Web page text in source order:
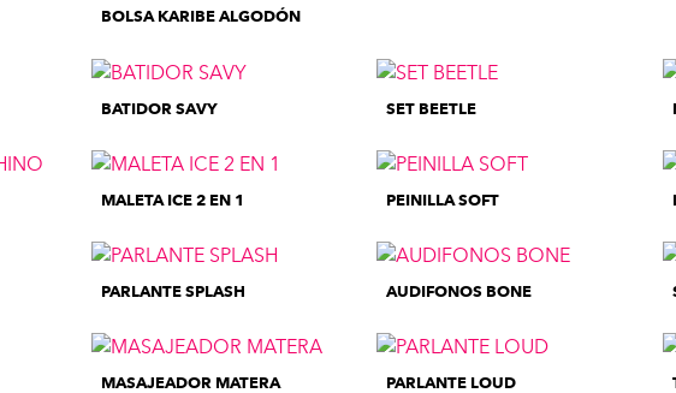
BOLSA KARIBE ALGODÓN
BATIDOR SAVY SET BEETLE
MALETA ICE 2 EN 1 PEINILLA SOFT
PARLANTE SPLASH AUDIFONOS BONE
MASAJEADOR MATERA PARLANTE LOUD